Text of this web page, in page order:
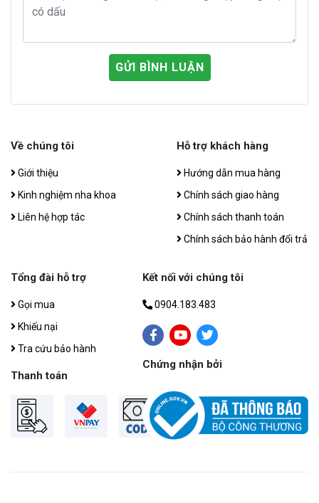
GỬI BÌNH LUẬN
Về chúng tôi
Giới thiệu
Kinh nghiệm nha khoa
Liên hệ hợp tác
Hỗ trợ khách hàng
Hướng dẫn mua hàng
Chính sách giao hàng
Chính sách thanh toán
Chính sách bảo hành đổi trả
Tổng đài hỗ trợ
Gọi mua
Khiếu nại
Tra cứu bảo hành
Thanh toán
Kết nối với chúng tôi
0904.183.483
Chứng nhận bởi